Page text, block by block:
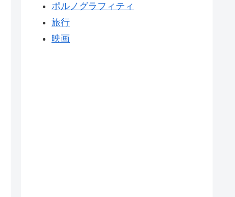
ポルノグラフィティ
旅行
映画